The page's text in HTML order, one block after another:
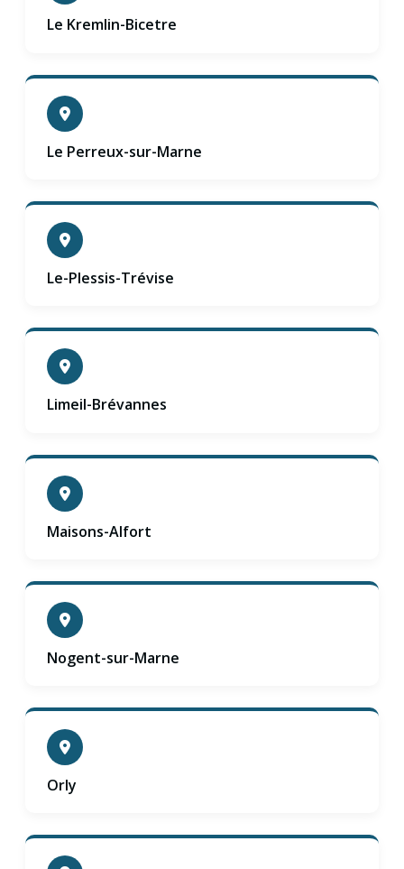
Le Kremlin-Bicetre
Le Perreux-sur-Marne
Le-Plessis-Trévise
Limeil-Brévannes
Maisons-Alfort
Nogent-sur-Marne
Orly